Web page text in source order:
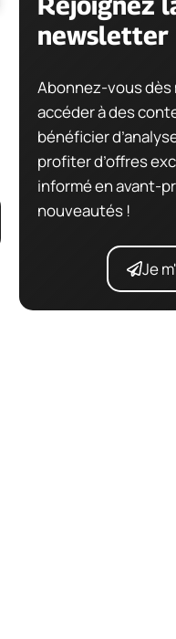
newsletter
Abonnez-vous
accéder à des
bénéficier
profiter d’offres
informé en avant-
nouveautés !
Je